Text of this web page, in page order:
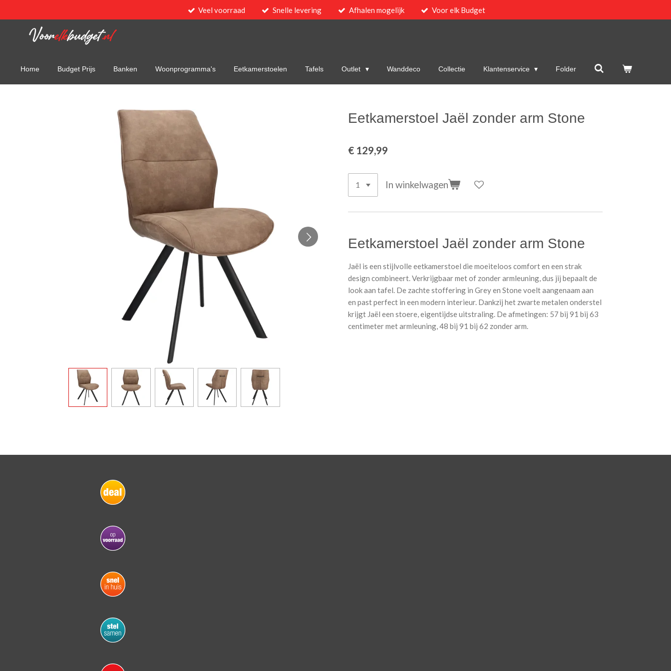
direct
Veel voorraad Snelle levering Afhalen mogelijk Voor elk Budget
Home Budget Prijs Banken Woonprogramma's Eetkamerstoelen Tafels Outlet Wanddeco Collectie Klantenservice Folder
Eetkamerstoel Jaël zonder arm Stone
€ 129,99
In winkelwagen
Eetkamerstoel Jaël zonder arm Stone
Jaël is een stijlvolle eetkamerstoel die moeiteloos comfort en een strak
design combineert. Verkrijgbaar met of zonder armleuning, dus jij bepaalt de
look aan tafel. De zachte stoffering in Grey en Stone voelt aangenaam aan
en past perfect in een modern interieur. Dankzij het zwarte metalen onderstel
krijgt Jaël een stoere, eigentijdse uitstraling. De afmetingen: 57 bij 91 bij 63
centimeter met armleuning, 48 bij 91 bij 62 zonder arm.